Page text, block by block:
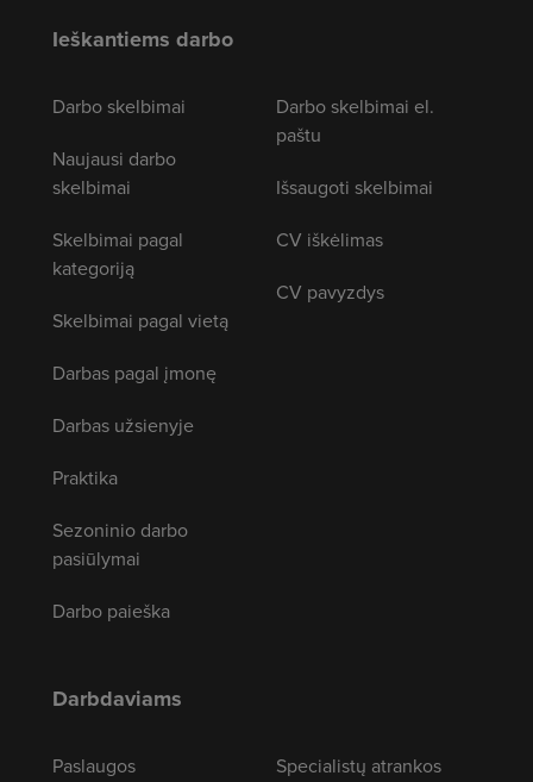
Ieškantiems darbo
Darbo skelbimai
Naujausi darbo
skelbimai
Skelbimai pagal
kategoriją
Skelbimai pagal vietą
Darbas pagal įmonę
Darbas užsienyje
Praktika
Sezoninio darbo
pasiūlymai
Darbo paieška
Darbo skelbimai el.
paštu
Išsaugoti skelbimai
CV iškėlimas
CV pavyzdys
Darbdaviams
Paslaugos
Specialistų atrankos